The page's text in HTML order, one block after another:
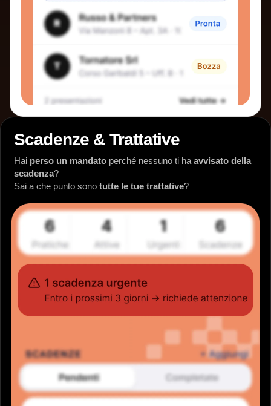
Scadenze & Trattative
Hai perso un mandato perché nessuno ti ha avvisato della
scadenza?
Sai a che punto sono tutte le tue trattative?